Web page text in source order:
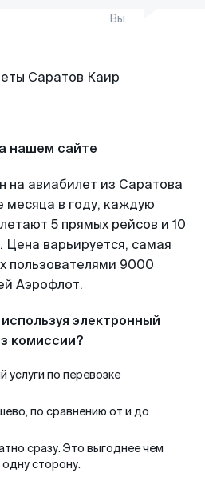
Вы
нашем сайте
на авиабилет из Саратова
месяца в году, каждую
5 прямых рейсов и 10
Цена варьируется, самая
пользователями 9000
Аэрофлот.
электронный
комиссии?
услуги по перевозке
по сравнению от и до
сразу. Это выгоднее чем
сторону.